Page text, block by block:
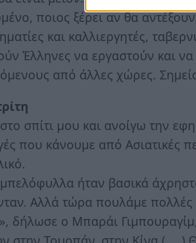
ποιος ξέρει αν θα
και καλλιεργητές,
Έλληνες να εργαστούν και
από άλλες χώρες.
σπίτι μου και ανοίγω την
που κάνουμε από Ασιατικές
ήταν βασικά
Αλλά τώρα πουλάμε
δήλωσε ο Μπαράι